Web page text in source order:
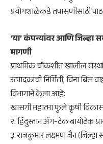
प्रयोगशाळेकडे तपासणीसाठी
‘या’ कंपन्यांवर आणि जिल्हा
मागणी
प्राथमिक चौकशीत खालील
उत्पादकांची निर्मिती, विना
विभागाने केला आहे:
खासगी महात्मा फुले कृषी
२. हिंदुस्तान ॲग-टेक बायोटेक
३. राजकुमार लक्ष्मण जैन